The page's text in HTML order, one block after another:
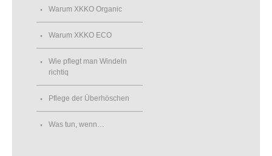
Warum XKKO Organic
Warum XKKO ECO
Wie pflegt man Windeln
richtiq
Pflege der Überhöschen
Was tun, wenn…